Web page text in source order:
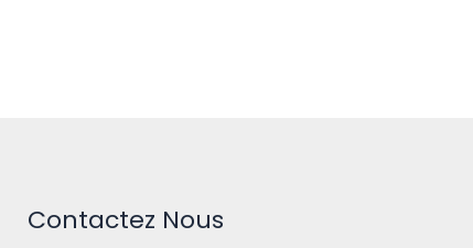
Contactez Nous